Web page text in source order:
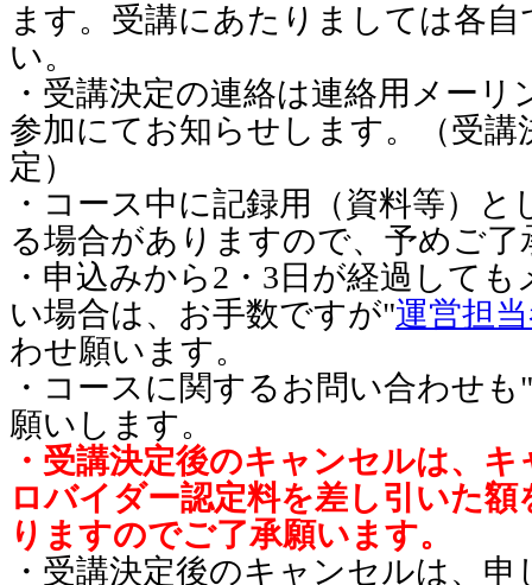
ます。受講にあたりましては各
い。
・受講決定の連絡は連絡用メー
参加にてお知らせします。（受講
定）
・コース中に記録用（資料等）
る場合がありますので、予めご了
・申込みから2・3日が経過して
い場合は、お手数ですが"運営担
わせ願います。
・コースに関するお問い合わせも"
願いします。
・受講決定後のキャンセルは、
ロバイダー認定料を差し引いた
りますのでご了承願います。
・受講決定後のキャンセルは、